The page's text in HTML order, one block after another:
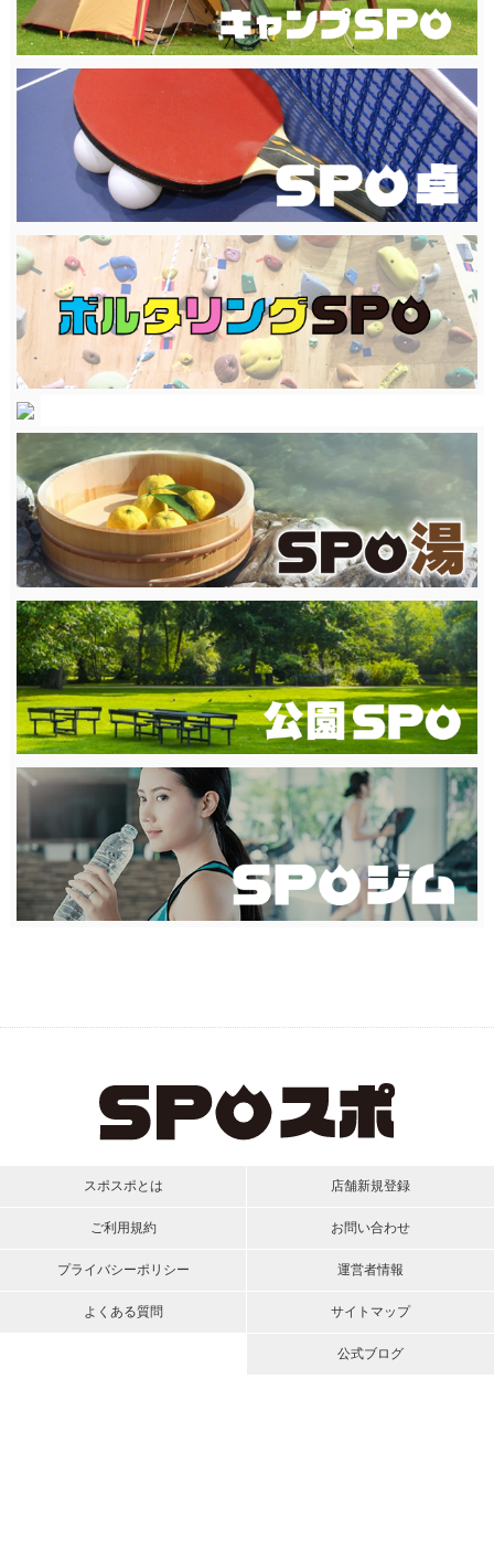
スポスポとは
ご利用規約
プライバシーポリシー
よくある質問
店舗新規登録
お問い合わせ
運営者情報
サイトマップ
公式ブログ